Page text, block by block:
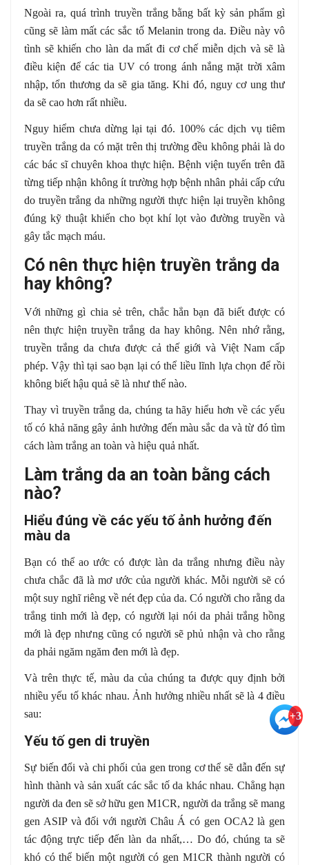
Ngoài ra, quá trình truyền trắng bằng bất kỳ sản phẩm gì
cũng sẽ làm mất các sắc tố Melanin trong da. Điều này vô
tình sẽ khiến cho làn da mất đi cơ chế miễn dịch và sẽ là
điều kiện để các tia UV có trong ánh nắng mặt trời xâm
nhập, tổn thương da sẽ gia tăng. Khi đó, nguy cơ ung thư
da sẽ cao hơn rất nhiều.
Nguy hiểm chưa dừng lại tại đó. 100% các dịch vụ tiêm
truyền trắng da có mặt trên thị trường đều không phải là do
các bác sĩ chuyên khoa thực hiện. Bệnh viện tuyến trên đã
từng tiếp nhận không ít trường hợp bệnh nhân phải cấp cứu
do truyền trắng da những người thực hiện lại truyền không
đúng kỹ thuật khiến cho bọt khí lọt vào đường truyền và
gây tắc mạch máu.
Có nên thực hiện truyền trắng da
hay không?
Với những gì chia sẻ trên, chắc hẳn bạn đã biết được có
nên thực hiện truyền trắng da hay không. Nên nhớ rằng,
truyền trắng da chưa được cả thế giới và Việt Nam cấp
phép. Vậy thì tại sao bạn lại có thể liều lĩnh lựa chọn để rồi
không biết hậu quả sẽ là như thế nào.
Thay vì truyền trắng da, chúng ta hãy hiểu hơn về các yếu
tố có khả năng gây ảnh hưởng đến màu sắc da và từ đó tìm
cách làm trắng an toàn và hiệu quả nhất.
Làm trắng da an toàn bằng cách
nào?
Hiểu đúng về các yếu tố ảnh hưởng đến
màu da
Bạn có thể ao ước có được làn da trắng nhưng điều này
chưa chắc đã là mơ ước của người khác. Mỗi người sẽ có
một suy nghĩ riêng về nét đẹp của da. Có người cho rằng da
trắng tinh mới là đẹp, có người lại nói da phải trắng hồng
mới là đẹp nhưng cũng có người sẽ phủ nhận và cho rằng
da phải ngăm ngăm đen mới là đẹp.
Và trên thực tế, màu da của chúng ta được quy định bởi
nhiều yếu tố khác nhau. Ảnh hưởng nhiều nhất sẽ là 4 điều
sau:
Yếu tố gen di truyền
Sự biến đổi và chi phối của gen trong cơ thể sẽ dẫn đến sự
hình thành và sản xuất các sắc tố da khác nhau. Chẳng hạn
người da đen sẽ sở hữu gen M1CR, người da trắng sẽ mang
gen ASIP và đối với người Châu Á có gen OCA2 là gen
tác động trực tiếp đến làn da nhất,… Do đó, chúng ta sẽ
khó có thể biến một người có gen M1CR thành người có
+3